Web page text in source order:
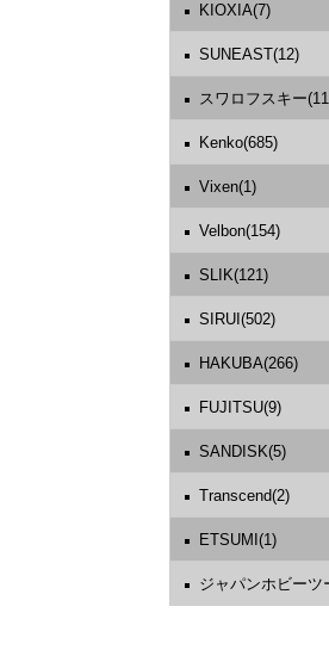
KIOXIA(7)
SUNEAST(12)
スワロフスキー
Kenko(685)
Vixen(1)
Velbon(154)
SLIK(121)
SIRUI(502)
HAKUBA(266)
FUJITSU(9)
SANDISK(5)
Transcend(2)
ETSUMI(1)
ジャパンホビーツ